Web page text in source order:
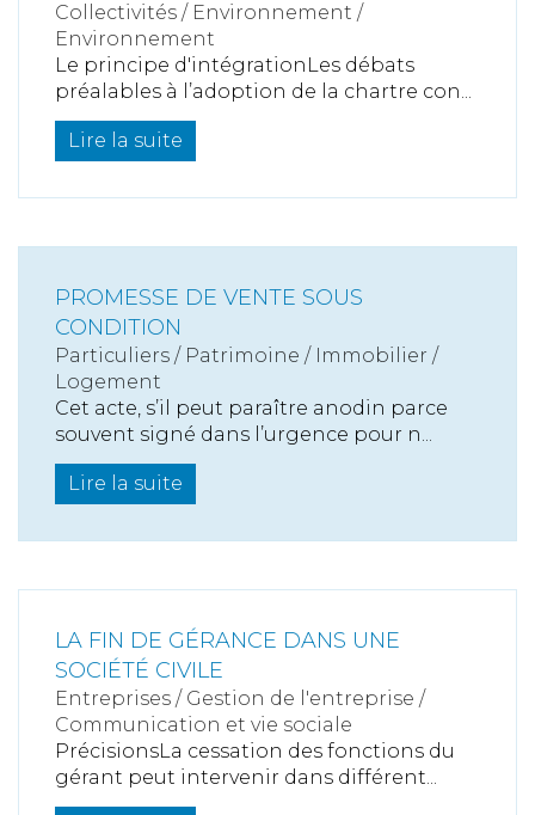
Collectivités / Environnement /
Environnement
Le principe d'intégrationLes débats
préalables à l’adoption de la chartre con...
Lire la suite
PROMESSE DE VENTE SOUS
CONDITION
Particuliers / Patrimoine / Immobilier /
Logement
Cet acte, s’il peut paraître anodin parce
souvent signé dans l’urgence pour n...
Lire la suite
LA FIN DE GÉRANCE DANS UNE
SOCIÉTÉ CIVILE
Entreprises / Gestion de l'entreprise /
Communication et vie sociale
PrécisionsLa cessation des fonctions du
gérant peut intervenir dans différent...